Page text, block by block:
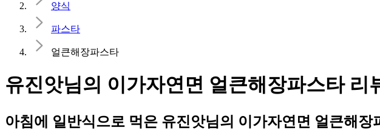
양식
파스타
얼큰해장파스타
유진앗님의 이가자연면 얼큰해장파스타 리
아침에 일반식으로 먹은 유진앗님의 이가자연면 얼큰해